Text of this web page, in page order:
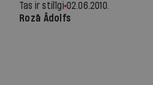
Tas ir stilīgi 02.06.2010.
Rozā Ādolfs